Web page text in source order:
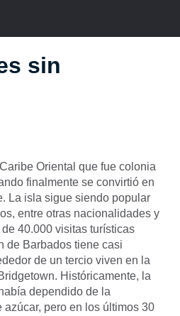
sin
Oriental que fue colonia
finalmente se convirtió en
La isla sigue siendo popular
entre otras nacionalidades y
40.000 visitas turísticas
de Barbados tiene casi
de un tercio viven en la
Históricamente, la
dependido de la
pero en los últimos 30